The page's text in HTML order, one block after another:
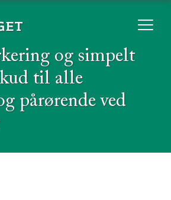
og simpelt
til alle
pårørende ved